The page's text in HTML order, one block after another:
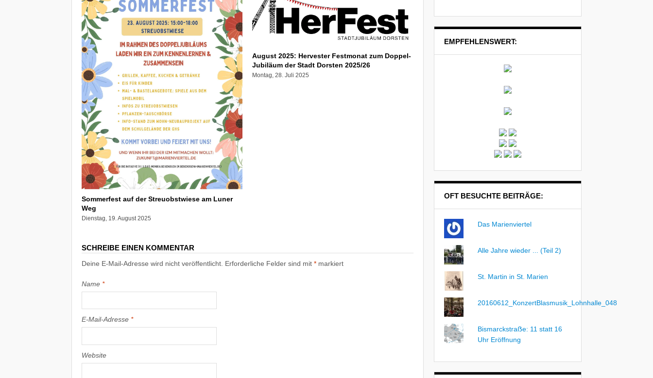
Sommerfest auf der Streuobstwiese am Luner
Weg
Dienstag, 19. August 2025
August 2025: Hervester Festmonat zum Doppel-
Jubiläum der Stadt Dorsten 2025/26
Montag, 28. Juli 2025
SCHREIBE EINEN KOMMENTAR
Deine E-Mail-Adresse wird nicht veröffentlicht. Erforderliche Felder sind mit * markiert
Name *
E-Mail-Adresse *
Website
EMPFEHLENSWERT:
OFT BESUCHTE BEITRÄGE:
Das Marienviertel
Alle Jahre wieder ... (Teil 2)
St. Martin in St. Marien
20160612_KonzertBlasmusik_Lohnhalle_048
Bismarckstraẞe: 11 statt 16
Uhr Eröffnung